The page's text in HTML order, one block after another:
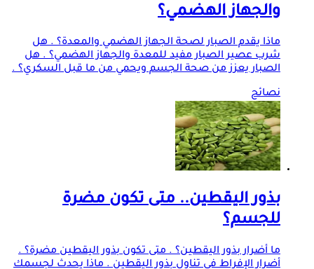
والجهاز الهضمي؟
ماذا يقدم الصبار لصحة الجهاز الهضمي والمعدة؟ . هل
شرب عصير الصبار مفيد للمعدة والجهاز الهضمي؟ . هل
الصبار يعزز من صحة الجسم ويحمي من ما قبل السكري؟ .
نصائح
بذور اليقطين.. متى تكون مضرة
للجسم؟
ما أضرار بذور اليقطين؟ . متى تكون بذور اليقطين مضرة؟ .
أضرار الإفراط في تناول بذور اليقطين . ماذا يحدث لجسمك